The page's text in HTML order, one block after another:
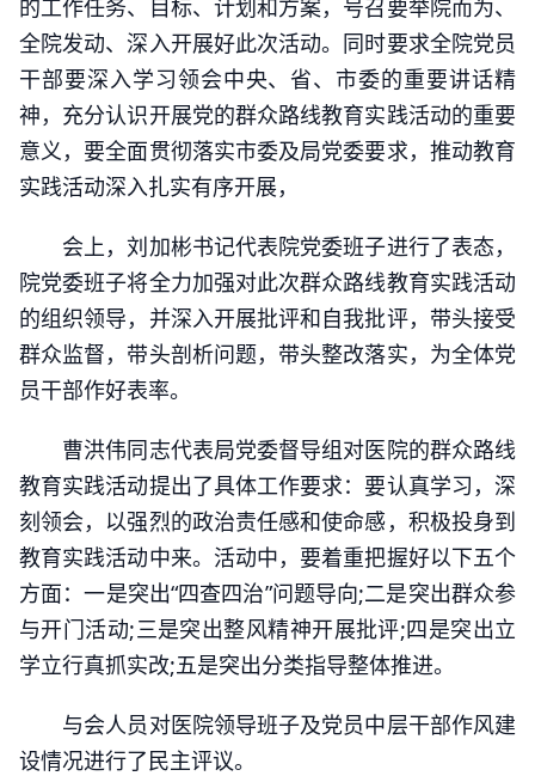
的工作任务、目标、计划和方案，号召要举院而为、
全院发动、深入开展好此次活动。同时要求全院党员
干部要深入学习领会中央、省、市委的重要讲话精
神，充分认识开展党的群众路线教育实践活动的重要
意义，要全面贯彻落实市委及局党委要求，推动教育
实践活动深入扎实有序开展，
会上，刘加彬书记代表院党委班子进行了表态，
院党委班子将全力加强对此次群众路线教育实践活动
的组织领导，并深入开展批评和自我批评，带头接受
群众监督，带头剖析问题，带头整改落实，为全体党
员干部作好表率。
曹洪伟同志代表局党委督导组对医院的群众路线
教育实践活动提出了具体工作要求：要认真学习，深
刻领会，以强烈的政治责任感和使命感，积极投身到
教育实践活动中来。活动中，要着重把握好以下五个
方面：一是突出“四查四治”问题导向;二是突出群众参
与开门活动;三是突出整风精神开展批评;四是突出立
学立行真抓实改;五是突出分类指导整体推进。
与会人员对医院领导班子及党员中层干部作风建
设情况进行了民主评议。